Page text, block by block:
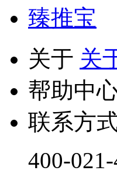
臻推宝
关于 关
帮助中
联系方
400-